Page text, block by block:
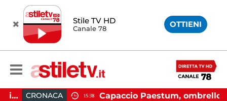
Stile TV HD
Canale 78 OTTIENI
CRONACA 15:38 Capaccio Paestum, ombrellone selvaggio: blitz della Municipale, sgomberate tutte le spiagge libere